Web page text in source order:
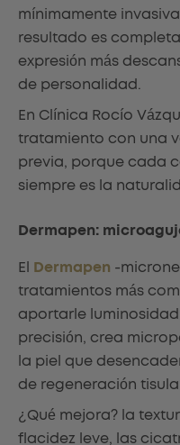
mínimamente
resultado es
expresión más
de personalidad.
En Clínica Rocío
tratamiento con una
previa, porque cada
siempre es la
Dermapen:
El Dermapen -
tratamientos más
aportarle
precisión, crea
la piel que
de regeneración
¿Qué mejora? la
flacidez leve, las